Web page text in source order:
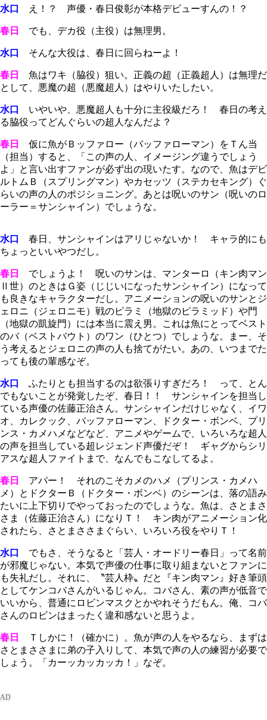
水口 え！？ 声優・春日俊彰が本格デビューすんの！？
春日 でも、デカ役（主役）は無理男。
水口 そんな大役は、春日に回らねーよ！
春日
魚はワキ（脇役）狙い。正義の超（正義超人）は無理だ
として、悪魔の超（悪魔超人）はやりいたしたい。
水口
いやいや、悪魔超人も十分に主役級だろ！ 春日の考え
る脇役ってどんぐらいの超人なんだよ？
春日
仮に魚がＢッファロー（バッファローマン）をＴん当
（担当）すると、「この声の人、イメージング違うでしょう
よ」と言い出すファンが必ず出の現いたす。なので、魚はデビ
ルトムＢ（スプリングマン）やカセッツ（ステカセキング）ぐ
らいの声の人のポジショニング。あとは呪いのサン（呪いのロ
ーラー＝サンシャイン）でしょうな。
水口
春日、サンシャインはアリじゃないか！ キャラ的にも
ちょっといいやつだし。
春日
でしょうよ！ 呪いのサンは、マンターロ（キン肉マン
Ⅱ世）のときはＧ姿（じじいになったサンシャイン）になって
も良きなキャラクターだし。アニメーションの呪いのサンとジ
ェロニ（ジェロニモ）戦のピラミ（地獄のピラミッド）や門
（地獄の凱旋門）には本当に震え男。これは魚にとってベスト
のバ（ベストバウト）のワン（ひとつ）でしょうな。まー、そ
う考えるとジェロニの声の人も捨てがたい。あの、いつまでた
っても後の輩感なぞ。
水口
ふたりとも担当するのは欲張りすぎだろ！ って、とん
でもないことが発覚したぞ、春日！！ サンシャインを担当し
ている声優の佐藤正治さん。サンシャインだけじゃなく、イワ
オ、カレクック、バッファローマン、ドクター・ボンベ、プリ
ンス・カメハメなどなど、アニメやゲームで、いろいろな超人
の声を担当している超レジェンド声優だぞ！ ギャグからシリ
アスな超人ファイトまで、なんでもこなしてるよ。
春日
アパー！ それのこそカメのハメ（プリンス・カメハ
メ）とドクターＢ（ドクター・ボンベ）のシーンは、落の語み
たいに上下切りでやっておったのでしょうな。魚は、さとまさ
さま（佐藤正治さん）になりＴ！ キン肉がアニメーション化
されたら、さとまささまぐらい、いろいろ役をやりＴ！
水口
でもさ、そうなると「芸人・オードリー春日」って名前
が邪魔じゃない。本気で声優の仕事に取り組まないとファンに
も失礼だし。それに、〝芸人枠〟だと『キン肉マン』好き筆頭
としてケンコバさんがいるじゃん。コバさん、素の声が低音で
いいから、普通にロビンマスクとかやれそうだもん。俺、コバ
さんのロビンはまったく違和感ないと思うよ。
春日
Ｔしかに！（確かに）。魚が声の人をやるなら、まずは
さとまささまに弟の子入りして、本気で声の人の練習が必要で
しょう。「カーッカッカッカ！」なぞ。